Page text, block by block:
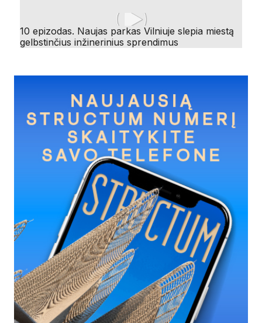
10 epizodas. Naujas parkas Vilniuje slepia miestą
gelbstinčius inžinerinius sprendimus